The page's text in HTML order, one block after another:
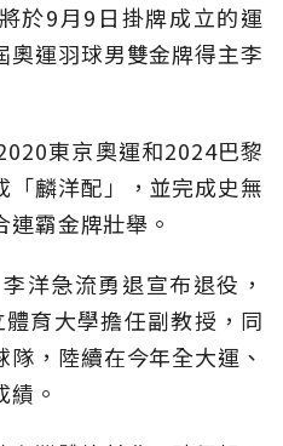
於9月9日掛牌成立的運
奧運羽球男雙金牌得主李
東京奧運和2024巴黎
「麟洋配」，並完成史無
霸金牌壯舉。
洋急流勇退宣布退役，
育大學擔任副教授，同
，陸續在今年全大運、
。